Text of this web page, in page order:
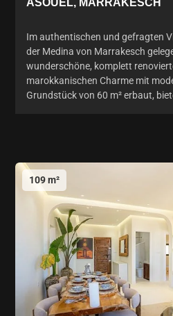
Im authentischen und gefragten
der Medina von Marrakesch
wunderschöne, komplett
marokkanischen Charme mit
Grundstück von 60 m² erbaut,
109 m²